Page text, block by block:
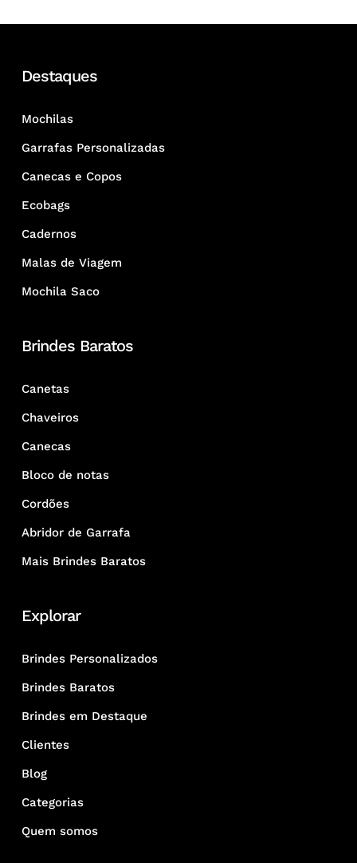
Destaques
Mochilas
Garrafas Personalizadas
Canecas e Copos
Ecobags
Cadernos
Malas de Viagem
Mochila Saco
Brindes Baratos
Canetas
Chaveiros
Canecas
Bloco de notas
Cordões
Abridor de Garrafa
Mais Brindes Baratos
Explorar
Brindes Personalizados
Brindes Baratos
Brindes em Destaque
Clientes
Blog
Categorias
Quem somos